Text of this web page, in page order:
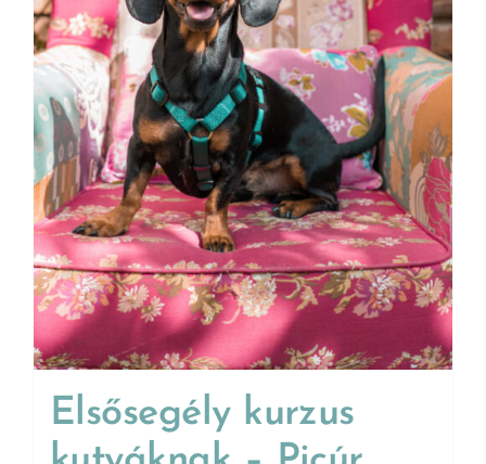
Elsősegély kurzus